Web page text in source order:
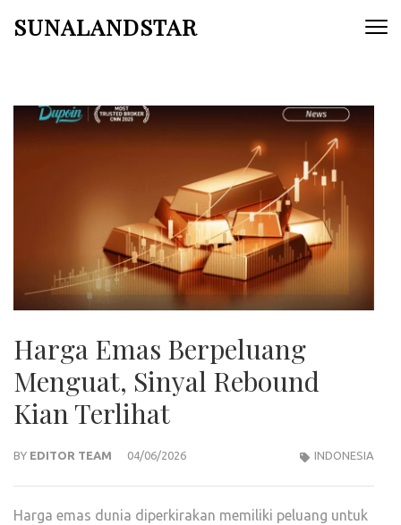
SUNALANDSTAR
Harga Emas Berpeluang
Menguat, Sinyal Rebound
Kian Terlihat
BY EDITOR TEAM 04/06/2026 INDONESIA
Harga emas dunia diperkirakan memiliki peluang untuk